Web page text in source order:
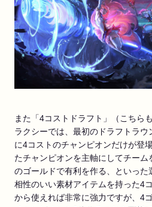
また「4コストドラフト」（こちら
ラクシーでは、最初のドラフトラウ
に4コストのチャンピオンだけが登
たチャンピオンを主軸にしてチー
のゴールドで有利を作る、といった
相性のいい素材アイテムを持った4
から使えれば非常に強力ですが、4